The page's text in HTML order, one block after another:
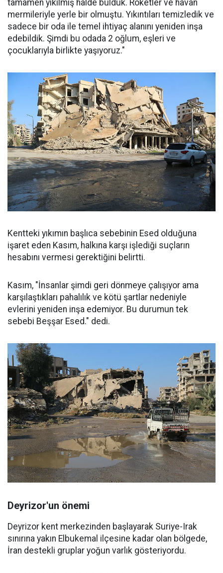
tamamen yıkılmış halde bulduk. Roketler ve havan
mermileriyle yerle bir olmuştu. Yıkıntıları temizledik ve
sadece bir oda ile temel ihtiyaç alanını yeniden inşa
edebildik. Şimdi bu odada 2 oğlum, eşleri ve
çocuklarıyla birlikte yaşıyoruz."
Kentteki yıkımın başlıca sebebinin Esed olduğuna
işaret eden Kasım, halkına karşı işlediği suçların
hesabını vermesi gerektiğini belirtti.
Kasım, "İnsanlar şimdi geri dönmeye çalışıyor ama
karşılaştıkları pahalılık ve kötü şartlar nedeniyle
evlerini yeniden inşa edemiyor. Bu durumun tek
sebebi Beşşar Esed." dedi.
Deyrizor'un önemi
Deyrizor kent merkezinden başlayarak Suriye-Irak
sınırına yakın Elbukemal ilçesine kadar olan bölgede,
İran destekli gruplar yoğun varlık gösteriyordu.